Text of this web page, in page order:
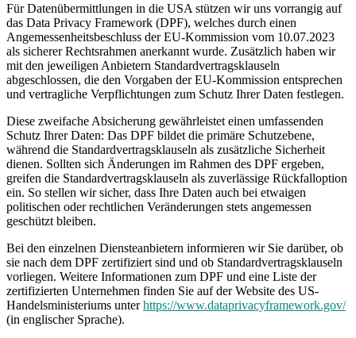
Für Datenübermittlungen in die USA stützen wir uns vorrangig auf
das Data Privacy Framework (DPF), welches durch einen
Angemessenheitsbeschluss der EU-Kommission vom 10.07.2023
als sicherer Rechtsrahmen anerkannt wurde. Zusätzlich haben wir
mit den jeweiligen Anbietern Standardvertragsklauseln
abgeschlossen, die den Vorgaben der EU-Kommission entsprechen
und vertragliche Verpflichtungen zum Schutz Ihrer Daten festlegen.
Diese zweifache Absicherung gewährleistet einen umfassenden
Schutz Ihrer Daten: Das DPF bildet die primäre Schutzebene,
während die Standardvertragsklauseln als zusätzliche Sicherheit
dienen. Sollten sich Änderungen im Rahmen des DPF ergeben,
greifen die Standardvertragsklauseln als zuverlässige Rückfalloption
ein. So stellen wir sicher, dass Ihre Daten auch bei etwaigen
politischen oder rechtlichen Veränderungen stets angemessen
geschützt bleiben.
Bei den einzelnen Diensteanbietern informieren wir Sie darüber, ob
sie nach dem DPF zertifiziert sind und ob Standardvertragsklauseln
vorliegen. Weitere Informationen zum DPF und eine Liste der
zertifizierten Unternehmen finden Sie auf der Website des US-
Handelsministeriums unterhttps://www.dataprivacyframework.gov/
(in englischer Sprache).